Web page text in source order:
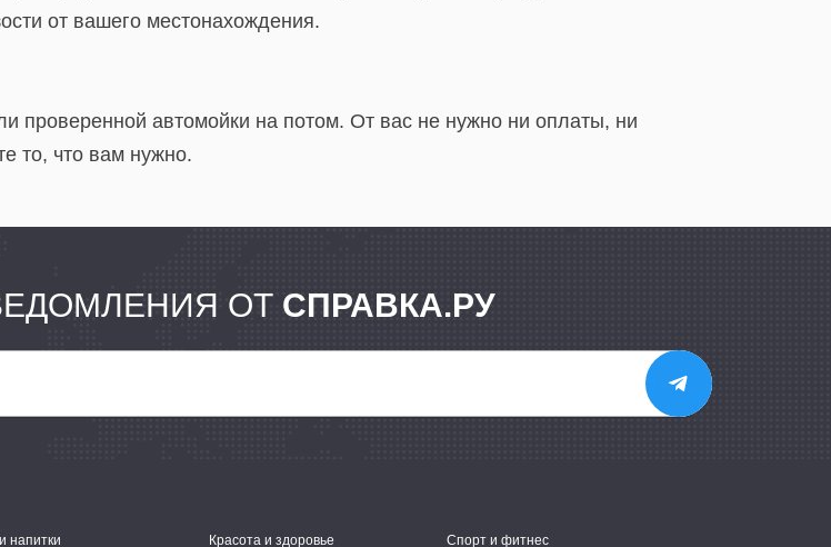
от вашего местонахождения.
проверенной автомойки на потом. От вас не нужно ни оплаты, ни
то, что вам нужно.
ОТ СПРАВКА.РУ
напитки Красота и здоровье Спорт и фитнес